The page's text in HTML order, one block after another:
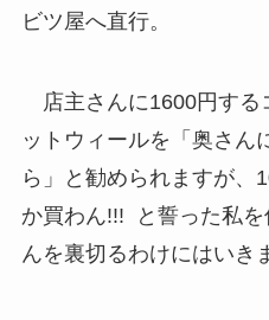
ビツ屋へ直行。
店主さんに1600円する
ットウィールを「奥さん
ら」と勧められますが、
か買わん!!! と誓った私を
んを裏切るわけにはいき